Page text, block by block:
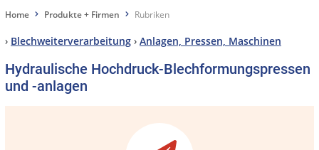
Home Produkte + Firmen Rubriken
› Blechweiterverarbeitung › Anlagen, Pressen, Maschinen
Hydraulische Hochdruck-Blechformungspressen
und -anlagen